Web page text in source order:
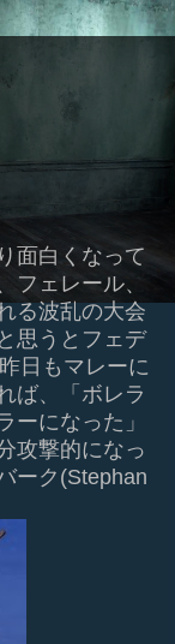
面白くなって
フェレール、
る波乱の大会
思うとフェデ
日もマレーに
ば、「ボレラ
ーになった」
攻撃的になっ
ーク(Stephan